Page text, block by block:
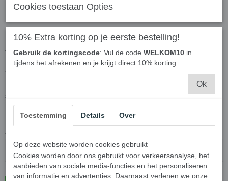
Fresh met trekband -
Multipack 6 rollen van 12
vuilniszakken = 72
vuilniszakken
€ 29,95
Op voorraad
Aantal
Cookies toestaan Opties
10% Extra korting op je eerste bestelling!
Gebruik de kortingscode: Vul de code WELKOM10 in
tijdens het afrekenen en je krijgt direct 10% korting.
Ok
Toestemming Details Over
Op deze website worden cookies gebruikt
Cookies worden door ons gebruikt voor verkeersanalyse, het
aanbieden van sociale media-functies en het personaliseren
van informatie en advertenties. Daarnaast verlenen we onze